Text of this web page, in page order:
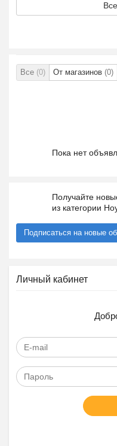
Все (0) От магазинов (0)
Пока нет
Получайте
из категории
Подписаться на новые
Личный кабинет